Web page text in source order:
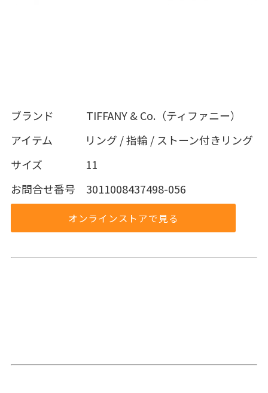
ブランド TIFFANY & Co.（ティファニー）
アイテム リング / 指輪 / ストーン付きリング
サイズ 11
お問合せ番号 3011008437498-056
オンラインストアで見る